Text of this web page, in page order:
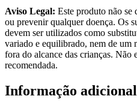
Aviso Legal: Este produto não se
ou prevenir qualquer doença. Os
devem ser utilizados como
variado e equilibrado, nem de um
fora do alcance das crianças. Não
recomendada.
Informação adicional